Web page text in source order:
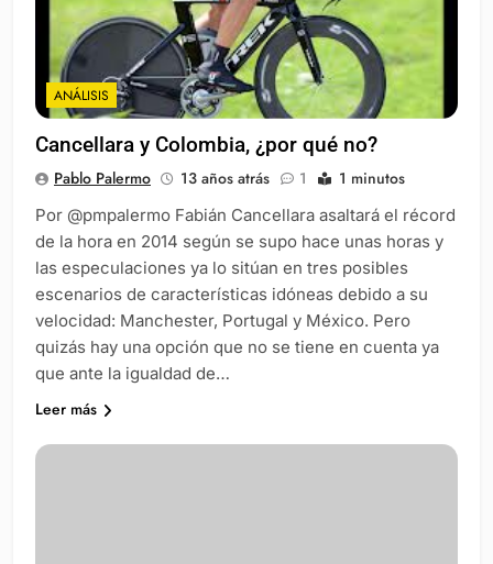
ANÁLISIS
Cancellara y Colombia, ¿por qué no?
Pablo Palermo 13 años atrás 1 1 minutos
Por @pmpalermo Fabián Cancellara asaltará el récord
de la hora en 2014 según se supo hace unas horas y
las especulaciones ya lo sitúan en tres posibles
escenarios de características idóneas debido a su
velocidad: Manchester, Portugal y México. Pero
quizás hay una opción que no se tiene en cuenta ya
que ante la igualdad de…
Leer más